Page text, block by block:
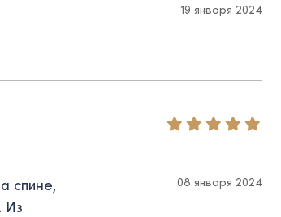
19 января 2024
спине,
Из
08 января 2024